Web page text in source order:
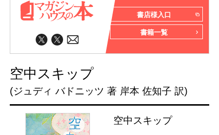
書店様入口
書籍一覧
空中スキップ
(ジュディ バドニッツ 著 岸本 佐知子 訳)
空中スキップ